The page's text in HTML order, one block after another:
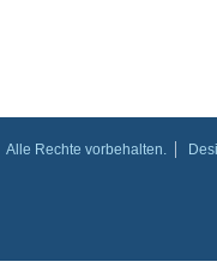
Alle Rechte vorbehalten.